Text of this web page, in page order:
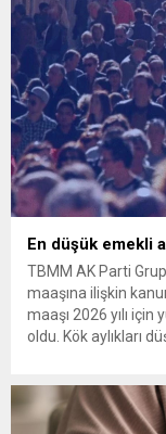
En düşük emekli
TBMM AK Parti
maaşına ilişkin
maaşı 2026 yılı için
oldu. Kök aylıkları